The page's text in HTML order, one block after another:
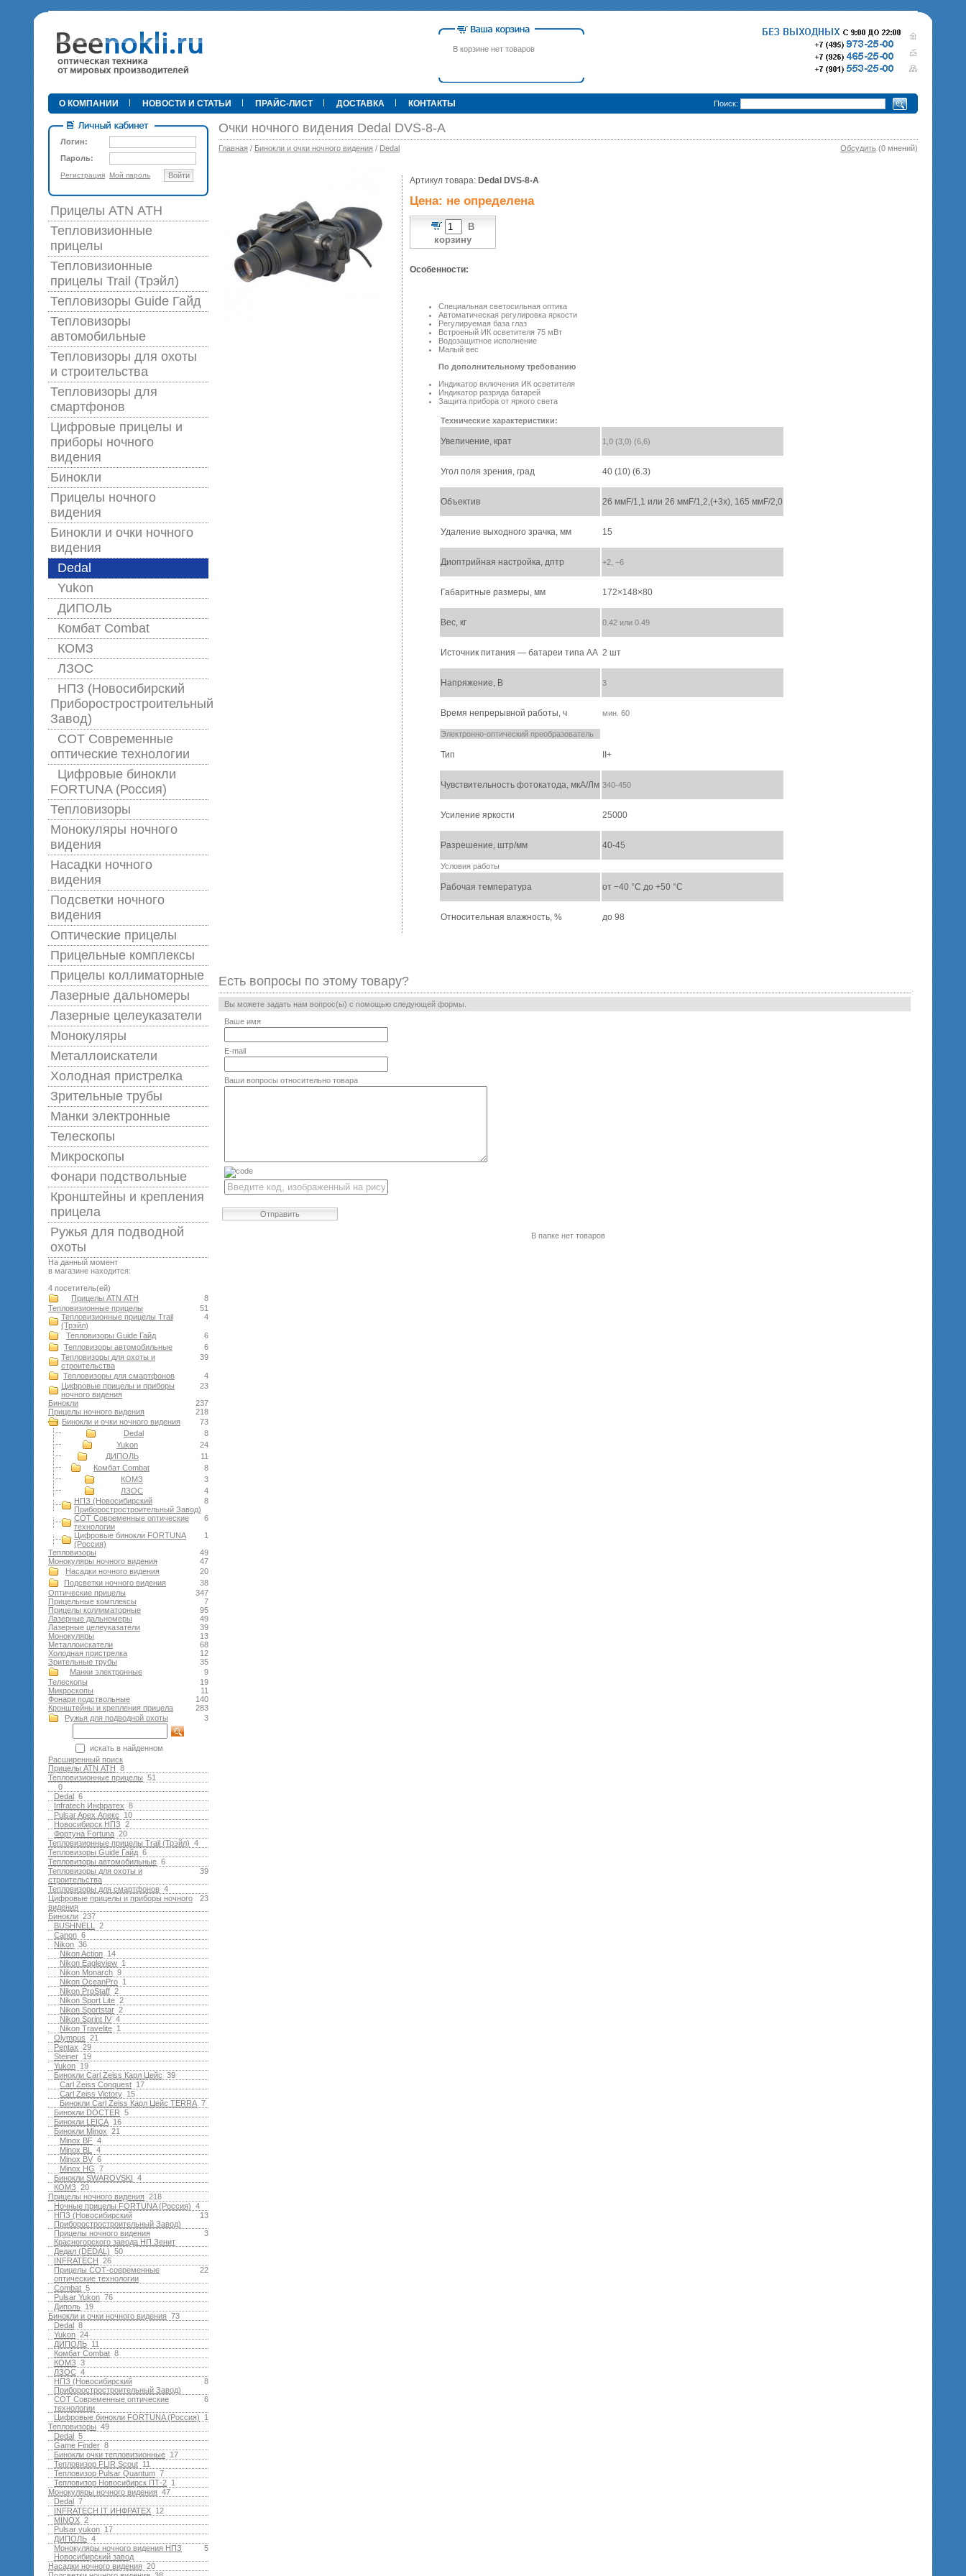
• •
В корзине нет товаров
79 900 р.
Прицел ATN X-Sight-4k Pro,
3-14, день/ночь (до
600м/400м), трубка 30мм,
фото/видео, IOS/Android, до
6000Дж, 940гр.
395 000 р.
О КОМПАНИИ НОВОСТИ И СТАТЬИ ПРАЙС-ЛИСТ ДОСТАВКА КОНТАКТЫ Поиск:
Логин:
Пароль:
Регистрация Мой пароль Войти
Прицелы ATN АТН
Тепловизионные
прицелы
Тепловизионные
прицелы Trail (Трэйл)
Тепловизоры Guide Гайд
Тепловизоры
автомобильные
Тепловизоры для охоты
и строительства
Тепловизоры для
смартфонов
Цифровые прицелы и
приборы ночного
видения
Бинокли
Прицелы ночного
видения
Бинокли и очки ночного
видения
Dedal
Yukon
ДИПОЛЬ
Комбат Combat
КОМЗ
ЛЗОС
НПЗ (Новосибирский
Приборостростроительный
Завод)
СОТ Современные
оптические технологии
Цифровые бинокли
FORTUNA (Россия)
Тепловизоры
Монокуляры ночного
видения
Насадки ночного
видения
Подсветки ночного
видения
Оптические прицелы
Прицельные комплексы
Прицелы коллиматорные
Лазерные дальномеры
Лазерные целеуказатели
Монокуляры
Металлоискатели
Холодная пристрелка
Зрительные трубы
Манки электронные
Телескопы
Микроскопы
Фонари подствольные
Кронштейны и крепления
прицела
Ружья для подводной
оxоты
На данный момент
в магазине находится:
4 посетитель(ей)
8
Прицелы ATN АТН
51
Тепловизионные прицелы
4
Тепловизионные прицелы Trail
(Трэйл)
6
Тепловизоры Guide Гайд
6
Тепловизоры автомобильные
39
Тепловизоры для охоты и
строительства
4
Тепловизоры для смартфонов
23
Цифровые прицелы и приборы
ночного видения
237
Бинокли
218
Прицелы ночного видения
73
Бинокли и очки ночного видения
8
Dedal
24
Yukon
11
ДИПОЛЬ
8
Комбат Combat
3
КОМЗ
4
ЛЗОС
8
НПЗ (Новосибирский
Приборостростроительный Завод)
6
СОТ Современные оптические
технологии
1
Цифровые бинокли FORTUNA
(Россия)
49
Тепловизоры
47
Монокуляры ночного видения
20
Насадки ночного видения
38
Подсветки ночного видения
347
Оптические прицелы
7
Прицельные комплексы
95
Прицелы коллиматорные
49
Лазерные дальномеры
39
Лазерные целеуказатели
13
Монокуляры
68
Металлоискатели
12
Холодная пристрелка
35
Зрительные трубы
9
Манки электронные
19
Телескопы
11
Микроскопы
140
Фонари подствольные
283
Кронштейны и крепления прицела
3
Ружья для подводной оxоты
искать в найденном
Расширенный поиск
8
Прицелы ATN АТН
51
Тепловизионные прицелы
0
6
Dedal
8
Infratech Инфратех
10
Pulsar Apex Апекс
2
Новосибирск НПЗ
20
Фортуна Fortuna
4
Тепловизионные прицелы Trail (Трэйл)
6
Тепловизоры Guide Гайд
6
Тепловизоры автомобильные
39
Тепловизоры для охоты и
строительства
4
Тепловизоры для смартфонов
23
Цифровые прицелы и приборы ночного
видения
237
Бинокли
2
BUSHNELL
6
Canon
36
Nikon
14
Nikon Action
1
Nikon Eagleview
9
Nikon Monarch
1
Nikon OceanPro
2
Nikon ProStaff
2
Nikon Sport Lite
2
Nikon Sportstar
4
Nikon Sprint IV
1
Nikon Travelite
21
Olympus
29
Pentax
19
Steiner
19
Yukon
39
Бинокли Carl Zeiss Карл Цейс
17
Carl Zeiss Conquest
15
Carl Zeiss Victory
7
Бинокли Carl Zeiss Карл Цейс TERRA
5
Бинокли DOCTER
16
Бинокли LEICA
21
Бинокли Minox
4
Minox BF
4
Minox BL
6
Minox BV
7
Minox HG
4
Бинокли SWAROVSKI
20
КОМЗ
218
Прицелы ночного видения
4
Ночные прицелы FORTUNA (Россия)
13
НПЗ (Новосибирский
Приборостростроительный Завод)
3
Прицелы ночного видения
Красногорского завода НП Зенит
50
Дедал (DEDAL)
26
INFRATECH
22
Прицелы СОТ-современные
оптические технологии
5
Combat
76
Pulsar Yukon
19
Диполь
73
Бинокли и очки ночного видения
8
Dedal
24
Yukon
11
ДИПОЛЬ
8
Комбат Combat
3
КОМЗ
4
ЛЗОС
8
НПЗ (Новосибирский
Приборостростроительный Завод)
6
СОТ Современные оптические
технологии
1
Цифровые бинокли FORTUNA (Россия)
49
Тепловизоры
5
Dedal
8
Game Finder
17
Бинокли очки тепловизионные
11
Тепловизор FLIR Scout
7
Тепловизор Pulsar Quantum
1
Тепловизор Новосибирск ПТ-2
47
Монокуляры ночного видения
7
Dedal
12
INFRATECH IT ИНФРАТЕХ
2
MINOX
17
Pulsar yukon
4
ДИПОЛЬ
5
Монокуляры ночного видения НПЗ
Новосибирский завод
20
Насадки ночного видения
Очки ночного видения Dedal DVS-8-A
Обсудить (0 мнений)
Главная / Бинокли и очки ночного видения / Dedal
Артикул товара: Dedal DVS-8-A
Цена: не определена
В
корзину
Особенности:
Специальная светосильная оптика
Автоматическая регулировка яркости
Регулируемая база глаз
Встроеный ИК осветителя 75 мВт
Водозащитное исполнение
Малый вес
По дополнительному требованию
Индикатор включения ИК осветителя
Индикатор разряда батарей
Защита прибора от яркого света
Технические характеристики:
Увеличение, крат 1,0 (3,0) (6,6)
Угол поля зрения, град 40 (10) (6.3)
Объектив 26 ммF/1,1 или 26 ммF/1,2,(+3x), 165 ммF/2,0
Удаление выходного зрачка, мм 15
Диоптрийная настройка, дптр +2, −6
Габаритные размеры, мм 172×148×80
Вес, кг 0.42 или 0.49
Источник питания — батареи типа АА 2 шт
Напряжение, В 3
Время непрерывной работы, ч мин. 60
Электронно-оптический преобразователь
Тип II+
Чувствительность фотокатода, мкА/Лм 340-450
Усиление яркости 25000
Разрешение, штр/мм 40-45
Условия работы
Рабочая температура от −40 °C до +50 °C
Относительная влажность, % до 98
Есть вопросы по этому товару?
Вы можете задать нам вопрос(ы) с помощью следующей формы.
Ваше имя
E-mail
Ваши вопросы относительно товара
Отправить
В папке нет товаров